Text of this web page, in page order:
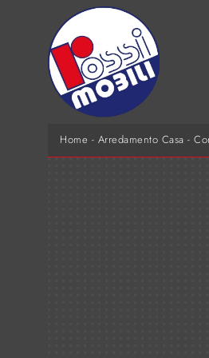
Home - Arredamento Casa -